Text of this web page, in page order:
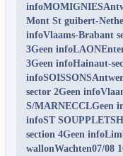
Mont St guibert-
infoVlaams-Brabant
3Geen
3Geen infoHainaut-
sector 2Geen
S/MARNECCLGeen
infoST
section 4Geen
wallonWachten07/08